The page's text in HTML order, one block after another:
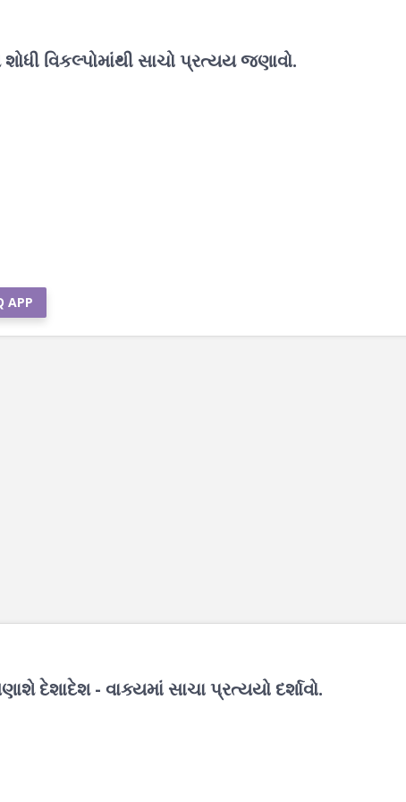
વિકલ્પોમાંથી સાચો પ્રત્યય જણાવો.
APP
દેશાદેશ - વાક્યમાં સાચા પ્રત્યયો દર્શાવો.